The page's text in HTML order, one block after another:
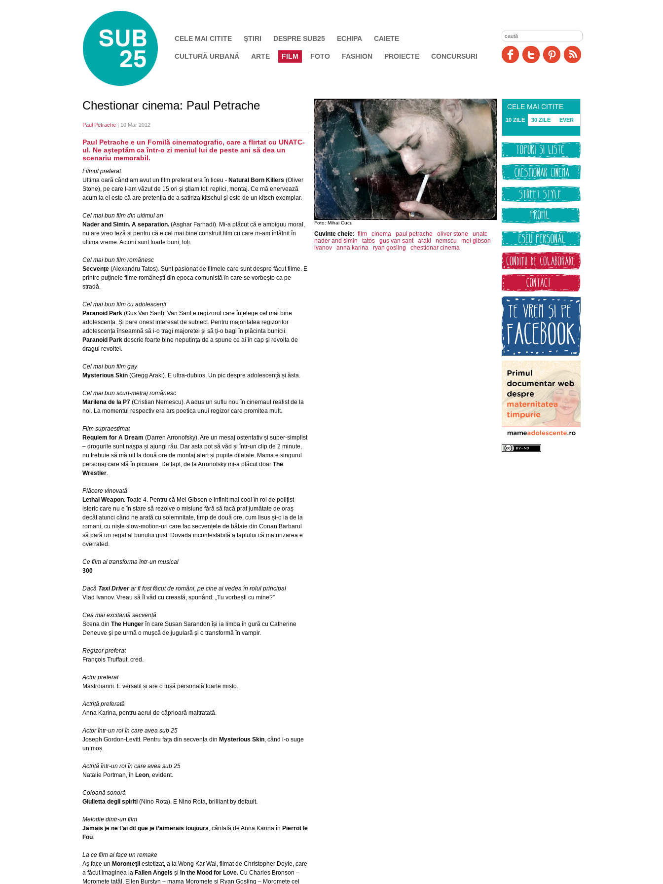
CELE MAI CITITE ŞTIRI DESPRE SUB25 ECHIPA CAIETE
CULTURĂ URBANĂ ARTE FILM FOTO FASHION PROIECTE CONCURSURI
Chestionar cinema: Paul Petrache
Paul Petrache | 10 Mar 2012
Paul Petrache e un Fomilă cinematografic, care a flirtat cu UNATC-
ul. Ne așteptăm ca într-o zi meniul lui de peste ani să dea un
scenariu memorabil.
Filmul preferat
Ultima oară când am avut un film preferat era în liceu - Natural Born Killers (Oliver
Stone), pe care l-am văzut de 15 ori și știam tot: replici, montaj. Ce mă enervează
acum la el este că are pretenția de a satiriza kitschul și este de un kitsch exemplar.
Cel mai bun film din ultimul an
Nader and Simin. A separation. (Asghar Farhadi). Mi-a plăcut că e ambiguu moral,
nu are vreo teză și pentru că e cel mai bine construit film cu care m-am întâlnit în
ultima vreme. Actorii sunt foarte buni, toți.
Cel mai bun film românesc
Secvențe (Alexandru Tatos). Sunt pasionat de filmele care sunt despre făcut filme. E
printre puținele filme românești din epoca comunistă în care se vorbește ca pe
stradă.
Cel mai bun film cu adolescenți
Paranoid Park (Gus Van Sant). Van Sant e regizorul care înțelege cel mai bine
adolescența. Și pare onest interesat de subiect. Pentru majoritatea regizorilor
adolescența înseamnă să i-o tragi majoretei și să ți-o bagi în plăcinta bunicii.
Paranoid Park descrie foarte bine neputința de a spune ce ai în cap și revolta de
dragul revoltei.
Cel mai bun film gay
Mysterious Skin (Gregg Araki). E ultra-dubios. Un pic despre adolescență și ăsta.
Cel mai bun scurt-metraj românesc
Marilena de la P7 (Cristian Nemescu). A adus un suflu nou în cinemaul realist de la
noi. La momentul respectiv era ars poetica unui regizor care promitea mult.
Film supraestimat
Requiem for A Dream (Darren Arronofsky). Are un mesaj ostentativ și super-simplist
– drogurile sunt nașpa și ajungi rău. Dar asta pot să văd și într-un clip de 2 minute,
nu trebuie să mă uit la două ore de montaj alert și pupile dilatate. Mama e singurul
personaj care stă în picioare. De fapt, de la Arronofsky mi-a plăcut doar The
Wrestler.
Plăcere vinovată
Lethal Weapon. Toate 4. Pentru că Mel Gibson e infinit mai cool în rol de polițist
isteric care nu e în stare să rezolve o misiune fără să facă praf jumătate de oraș
decât atunci când ne arată cu solemnitate, timp de două ore, cum Iisus și-o ia de la
romani, cu niște slow-motion-uri care fac secvențele de bătaie din Conan Barbarul
să pară un regal al bunului gust. Dovada incontestabilă a faptului că maturizarea e
overrated.
Ce film ai transforma într-un musical
300
Dacă Taxi Driverar fi fost făcut de români, pe cine ai vedea în rolul principal
Vlad Ivanov. Vreau să îl văd cu creastă, spunând: „Tu vorbești cu mine?”
Cea mai excitantă secvență
Scena din The Hunger în care Susan Sarandon își ia limba în gură cu Catherine
Deneuve și pe urmă o mușcă de jugulară și o transformă în vampir.
Regizor preferat
François Truffaut, cred.
Actor preferat
Mastroianni. E versatil și are o tușă personală foarte mișto.
Actriță preferată
Anna Karina, pentru aerul de căprioară maltratată.
Actor într-un rol în care avea sub 25
Joseph Gordon-Levitt. Pentru fața din secvența din Mysterious Skin, când i-o suge
un moș.
Actriță într-un rol în care avea sub 25
Natalie Portman, în Leon, evident.
Coloană sonoră
Giulietta degli spiriti (Nino Rota). E Nino Rota, brilliant by default.
Melodie dintr-un film
Jamais je ne t’ai dit que je t’aimerais toujours, cântată de Anna Karina în Pierrot le
Fou.
La ce film ai face un remake
Aș face un Moromeții estetizat, a la Wong Kar Wai, filmat de Christopher Doyle, care
a făcut imaginea la Fallen Angels și In the Mood for Love. Cu Charles Bronson –
Moromete tatăl, Ellen Burstyn – mama Moromete și Ryan Gosling – Moromete cel
Foto: Mihai Cucu
Cuvinte cheie: film cinema paul petrache oliver stone
unatc
nader and simin
tatos gus van sant araki nemscu
mel gibson
ivanov
anna karina ryan gosling chestionar cinema
CELE MAI CITITE
10 ZILE 30 ZILE EVER